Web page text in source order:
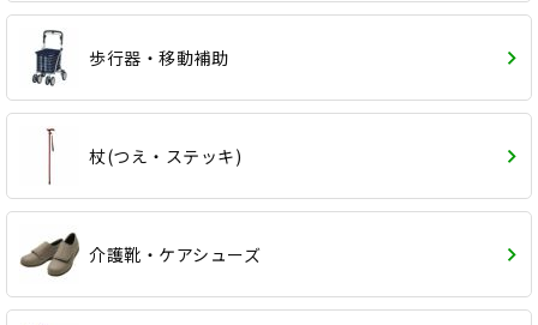
歩行器・移動補助
杖(つえ・ステッキ)
介護靴・ケアシューズ